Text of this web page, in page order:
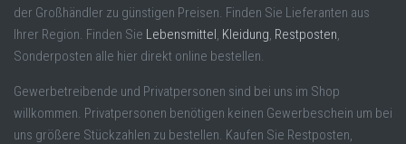
der Großhändler zu günstigen Preisen. Finden Sie Lieferanten aus
Ihrer Region. Finden Sie Lebensmittel, Kleidung, Restposten,
Sonderposten alle hier direkt online bestellen.
Gewerbetreibende und Privatpersonen sind bei uns im Shop
willkommen. Privatpersonen benötigen keinen Gewerbeschein um bei
uns größere Stückzahlen zu bestellen. Kaufen Sie Restposten,